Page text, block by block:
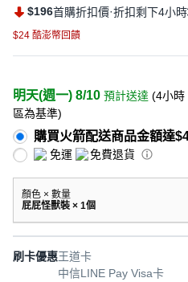
$196首購折扣價·折扣剩下4小時
$24 酷澎幣回饋
明天(週一) 8/10 預計送達 (4小時
區為基準)
購買火箭配送商品金額達
免運 免費退貨
顏色 × 數量
屁屁怪獸裝 × 1個
刷卡優惠王道卡
中信LINE Pay Visa卡